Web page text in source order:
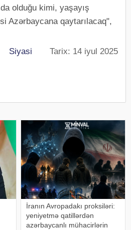
olduğu kimi, yaşayış
Azərbaycana qaytarılacaq",
Siyasi Tarix: 14 iyul 2025
İranın Avropadakı proksiləri:
yeniyetmə qatillərdən
azərbaycanlı mühacirlərin